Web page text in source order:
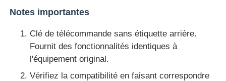
A propos de nous
Notes importantes
Clé de télécommande sans étiquette arrière.
Fournit des fonctionnalités identiques à
l'équipement original.
Vérifiez la compatibilité en faisant correspondre